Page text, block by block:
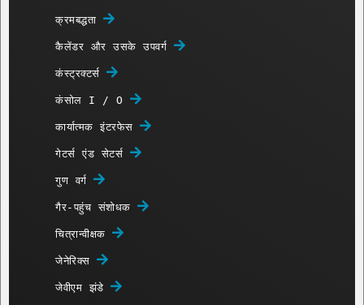
क्रमबद्धता
कैलेंडर और उसके उपवर्ग
कंस्ट्रक्टर्स
कंसोल I / O
कार्यात्मक इंटरफेस
गेटर्स एंड सेटर्स
गुण वर्ग
गैर-पहुंच संशोधक
चित्रान्वीक्षक
जेनेरिक्स
जेवीएम झंडे